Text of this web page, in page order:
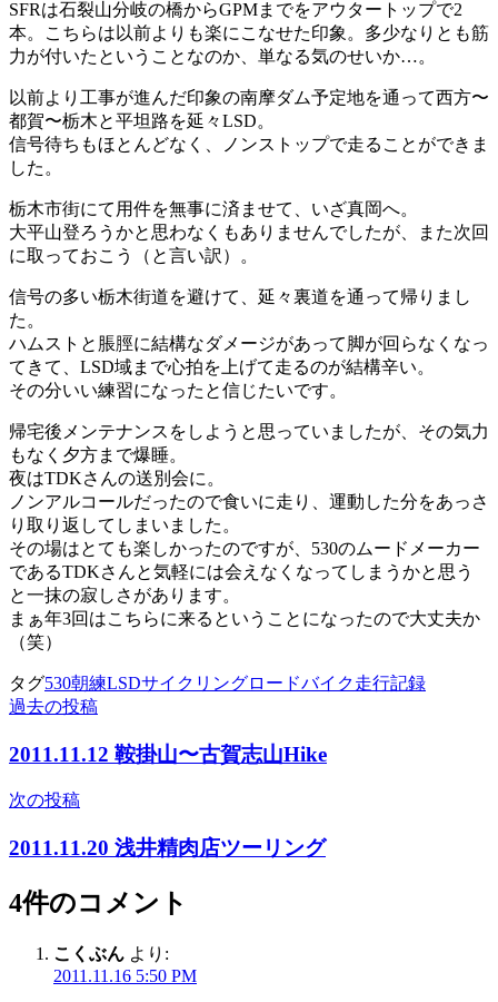
SFRは石裂山分岐の橋からGPMまでをアウタートップで2
本。こちらは以前よりも楽にこなせた印象。多少なりとも筋
力が付いたということなのか、単なる気のせいか…。
以前より工事が進んだ印象の南摩ダム予定地を通って西方〜
都賀〜栃木と平坦路を延々LSD。
信号待ちもほとんどなく、ノンストップで走ることができま
した。
栃木市街にて用件を無事に済ませて、いざ真岡へ。
大平山登ろうかと思わなくもありませんでしたが、また次回
に取っておこう（と言い訳）。
信号の多い栃木街道を避けて、延々裏道を通って帰りまし
た。
ハムストと脹脛に結構なダメージがあって脚が回らなくなっ
てきて、LSD域まで心拍を上げて走るのが結構辛い。
その分いい練習になったと信じたいです。
帰宅後メンテナンスをしようと思っていましたが、その気力
もなく夕方まで爆睡。
夜はTDKさんの送別会に。
ノンアルコールだったので食いに走り、運動した分をあっさ
り取り返してしまいました。
その場はとても楽しかったのですが、530のムードメーカー
であるTDKさんと気軽には会えなくなってしまうかと思う
と一抹の寂しさがあります。
まぁ年3回はこちらに来るということになったので大丈夫か
（笑）
タグ530朝練LSDサイクリングロードバイク走行記録
投
稿
ビ
ゲ
ー
シ
過去の投稿
2011.11.12 鞍掛山〜古賀志山Hike
次の投稿
2011.11.20 浅井精肉店ツーリング
4件のコメント
こくぶん より:
2011.11.16 5:50 PM